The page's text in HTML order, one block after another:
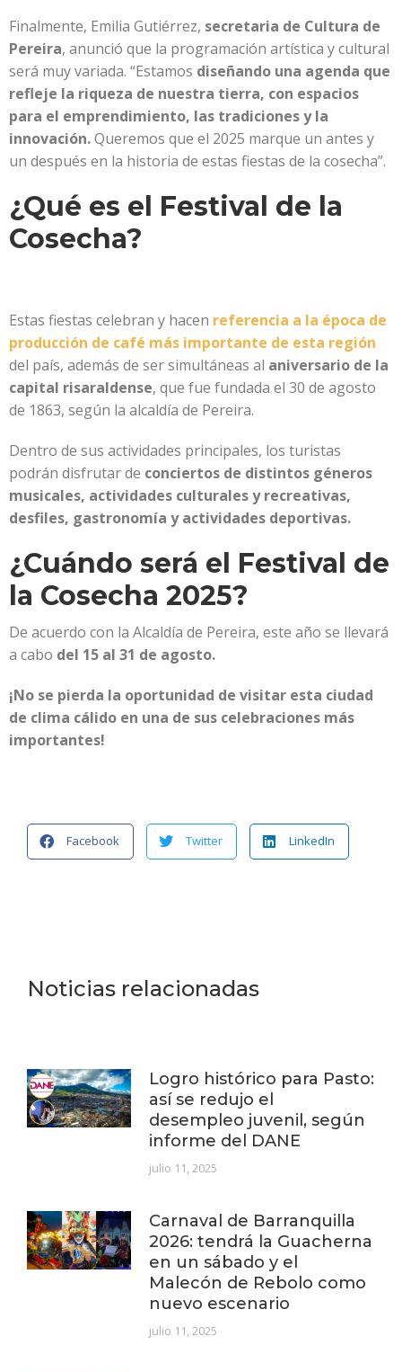
Finalmente, Emilia Gutiérrez, secretaria de Cultura de
Pereira, anunció que la programación artística y cultural
será muy variada. “Estamos diseñando una agenda que
refleje la riqueza de nuestra tierra, con espacios
para el emprendimiento, las tradiciones y la
innovación.Queremos que el 2025 marque un antes y
un después en la historia de estas fiestas de la cosecha”.
¿Qué es el Festival de la
Cosecha?
Estas fiestas celebran y hacen referencia a la época de
producción de café más importante de esta región
del país, además de ser simultáneas al aniversario de la
capital risaraldense, que fue fundada el 30 de agosto
de 1863, según la alcaldía de Pereira.
Dentro de sus actividades principales, los turistas
podrán disfrutar de conciertos de distintos géneros
musicales, actividades culturales y recreativas,
desfiles, gastronomía y actividades deportivas.
¿Cuándo será el Festival de
la Cosecha 2025?
De acuerdo con la Alcaldía de Pereira, este año se llevará
a cabo del 15 al 31 de agosto.
¡No se pierda la oportunidad de visitar esta ciudad
de clima cálido en una de sus celebraciones más
importantes!
Facebook Twitter LinkedIn
Noticias relacionadas
Logro histórico para Pasto:
así se redujo el
desempleo juvenil, según
informe del DANE
julio 11, 2025
Carnaval de Barranquilla
2026: tendrá la Guacherna
en un sábado y el
Malecón de Rebolo como
nuevo escenario
julio 11, 2025